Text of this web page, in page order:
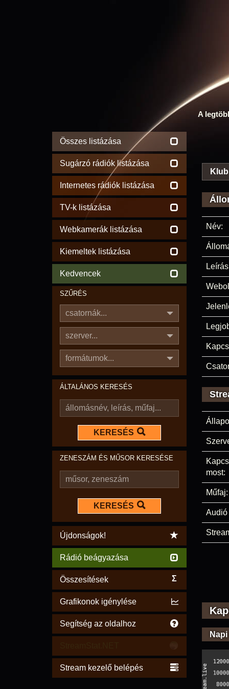
A
Összes listázása
Sugárzó rádiók listázása
Internetes rádiók listázása
TV-k listázása
Webkamerák listázása
Kiemeltek listázása
Kedvencek
SZŰRÉS
csatornák...
szerver...
formátumok...
ÁLTALÁNOS KERESÉS
KERESÉS
ZENESZÁM ÉS MŰSOR KERESÉSE
KERESÉS
Újdonságok!
Rádió beágyazása
Összesítések Σ
Grafikonok igénylése
Segítség az oldalhoz
Stream kezelő belépés
Név:
most:
Műfaj:
Audió